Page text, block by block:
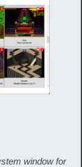
window for